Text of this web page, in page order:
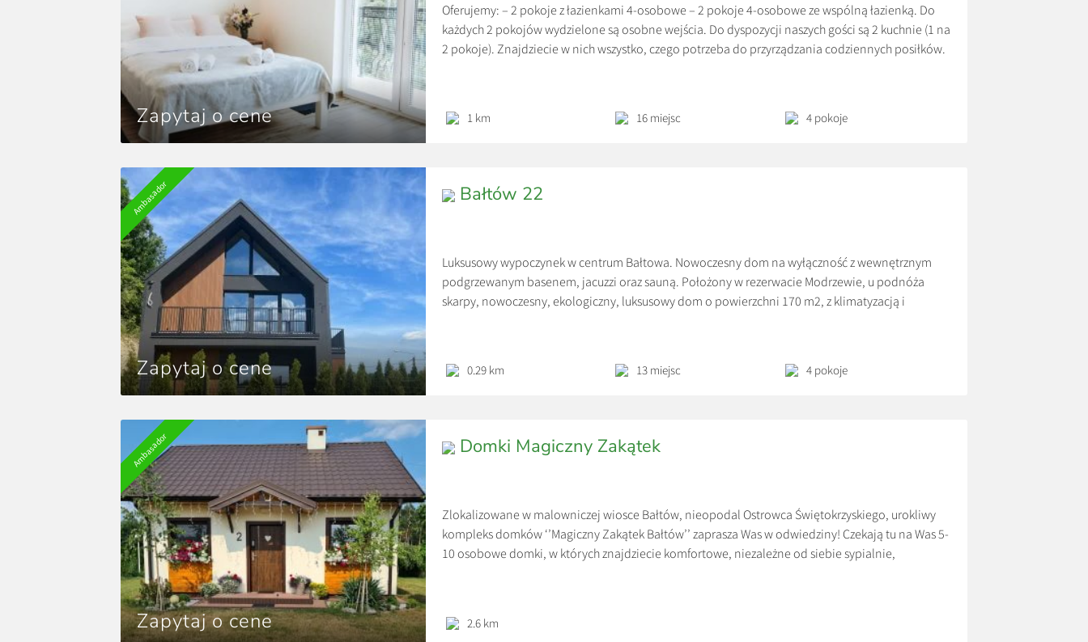
Zapytaj o cene
Oferujemy: – 2 pokoje z łazienkami 4-osobowe – 2 pokoje 4-osobowe ze wspólną łazienką. Do
każdych 2 pokojów wydzielone są osobne wejścia. Do dyspozycji naszych gości są 2 kuchnie (1 na
2 pokoje). Znajdziecie w nich wszystko, czego potrzeba do przyrządzania codziennych posiłków.
1 km 16 miejsc 4 pokoje
Ambasador
Zapytaj o cene
Bałtów 22
Luksusowy wypoczynek w centrum Bałtowa. Nowoczesny dom na wyłączność z wewnętrznym
podgrzewanym basenem, jacuzzi oraz sauną. Położony w rezerwacie Modrzewie, u podnóża
skarpy, nowoczesny, ekologiczny, luksusowy dom o powierzchni 170 m2, z klimatyzacją i
0.29 km 13 miejsc 4 pokoje
Ambasador
Zapytaj o cene
Domki Magiczny Zakątek
Zlokalizowane w malowniczej wiosce Bałtów, nieopodal Ostrowca Świętokrzyskiego, urokliwy
kompleks domków ‘’Magiczny Zakątek Bałtów’’ zaprasza Was w odwiedziny! Czekają tu na Was 5-
10 osobowe domki, w których znajdziecie komfortowe, niezależne od siebie sypialnie,
2.6 km